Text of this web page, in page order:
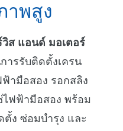
าพสูง
วิส แอนด์ มอเตอร์
ารรับติดตั้งเครน
ามือสอง รอกสลิง
ฟฟ้ามือสอง พร้อม
ง ซ่อมบำรุง และ